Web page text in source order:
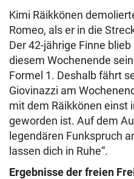
Kimi Räikkönen
Romeo, als er in die
Der 42-jährige Finne
diesem Wochenende
Formel 1. Deshalb fährt
Giovinazzi am
mit dem Räikkönen einst
geworden ist. Auf dem
legendären Funkspruch
lassen dich in Ruhe“.
Ergebnisse der freien